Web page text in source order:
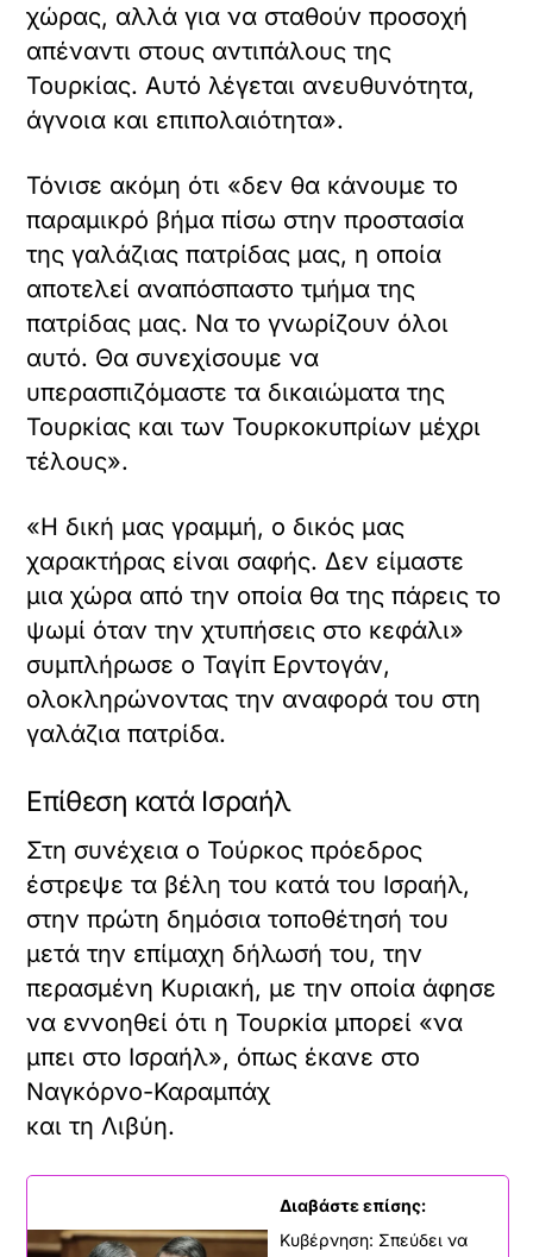
χώρας, αλλά για να σταθούν προσοχή
απέναντι στους αντιπάλους της
Τουρκίας. Αυτό λέγεται ανευθυνότητα,
άγνοια και επιπολαιότητα».
Τόνισε ακόμη ότι «δεν θα κάνουμε το
παραμικρό βήμα πίσω στην προστασία
της γαλάζιας πατρίδας μας, η οποία
αποτελεί αναπόσπαστο τμήμα της
πατρίδας μας. Να το γνωρίζουν όλοι
αυτό. Θα συνεχίσουμε να
υπερασπιζόμαστε τα δικαιώματα της
Τουρκίας και των Τουρκοκυπρίων μέχρι
τέλους».
«Η δική μας γραμμή, ο δικός μας
χαρακτήρας είναι σαφής. Δεν είμαστε
μια χώρα από την οποία θα της πάρεις το
ψωμί όταν την χτυπήσεις στο κεφάλι»
συμπλήρωσε ο Ταγίπ Ερντογάν,
ολοκληρώνοντας την αναφορά του στη
γαλάζια πατρίδα.
Επίθεση κατά Ισραήλ
Στη συνέχεια ο Τούρκος πρόεδρος
έστρεψε τα βέλη του κατά του Ισραήλ,
στην πρώτη δημόσια τοποθέτησή του
μετά την επίμαχη δήλωσή του, την
περασμένη Κυριακή, με την οποία άφησε
να εννοηθεί ότι η Τουρκία μπορεί «να
μπει στο Ισραήλ», όπως έκανε στο
Ναγκόρνο-Καραμπάχ
και τη Λιβύη.
Διαβάστε επίσης:
Κυβέρνηση: Σπεύδει να